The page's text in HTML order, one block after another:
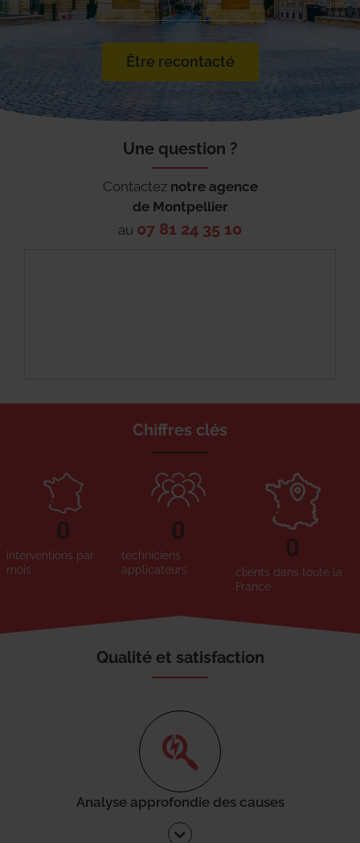
Être recontacté
Une question ?
Contactez notre agence
de Montpellier
au 07 81 24 35 10
Chiffres clés
interventions par
mois
0
techniciens
applicateurs
0
clients dans toute la
France
0
Qualité et satisfaction
Analyse approfondie des causes